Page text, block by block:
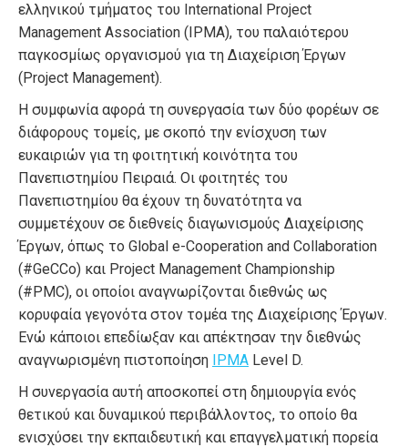
ελληνικού τμήματος του International Project
Management Association (IPMA), του παλαιότερου
παγκοσμίως οργανισμού για τη Διαχείριση Έργων
(Project Management).
Η συμφωνία αφορά τη συνεργασία των δύο φορέων σε
διάφορους τομείς, με σκοπό την ενίσχυση των
ευκαιριών για τη φοιτητική κοινότητα του
Πανεπιστημίου Πειραιά. Οι φοιτητές του
Πανεπιστημίου θα έχουν τη δυνατότητα να
συμμετέχουν σε διεθνείς διαγωνισμούς Διαχείρισης
Έργων, όπως το Global e-Cooperation and Collaboration
(#GeCCo) και Project Management Championship
(#PMC), οι οποίοι αναγνωρίζονται διεθνώς ως
κορυφαία γεγονότα στον τομέα της Διαχείρισης Έργων.
Ενώ κάποιοι επεδίωξαν και απέκτησαν την διεθνώς
αναγνωρισμένη πιστοποίηση IPMA Level D.
Η συνεργασία αυτή αποσκοπεί στη δημιουργία ενός
θετικού και δυναμικού περιβάλλοντος, το οποίο θα
ενισχύσει την εκπαιδευτική και επαγγελματική πορεία